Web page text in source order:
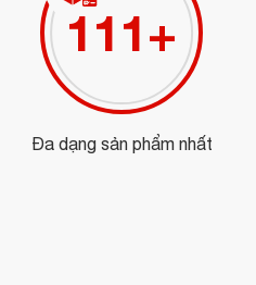
125+
Đa dạng sản phẩm nhất